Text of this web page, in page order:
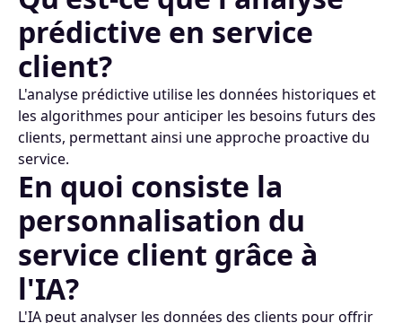
prédictive en service
client?
L'analyse prédictive utilise les données historiques et
les algorithmes pour anticiper les besoins futurs des
clients, permettant ainsi une approche proactive du
service.
En quoi consiste la
personnalisation du
service client grâce à
l'IA?
L'IA peut analyser les données des clients pour offrir